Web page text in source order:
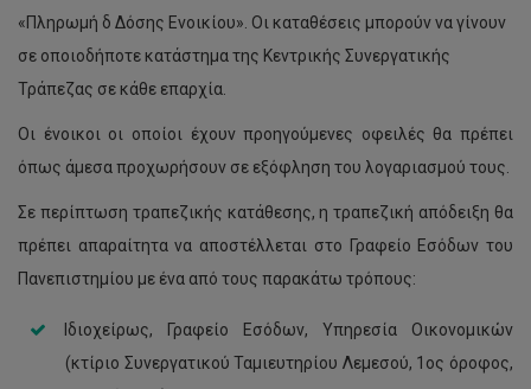
«Πληρωμή δ Δόσης Ενοικίου». Οι καταθέσεις μπορούν να γίνουν
σε οποιοδήποτε κατάστημα της Κεντρικής Συνεργατικής
Τράπεζας σε κάθε επαρχία.
Οι ένοικοι οι οποίοι έχουν προηγούμενες οφειλές θα πρέπει
όπως άμεσα προχωρήσουν σε εξόφληση του λογαριασμού τους.
Σε περίπτωση τραπεζικής κατάθεσης, η τραπεζική απόδειξη θα
πρέπει απαραίτητα να αποστέλλεται στο Γραφείο Εσόδων του
Πανεπιστημίου με ένα από τους παρακάτω τρόπους:
Ιδιοχείρως, Γραφείο Εσόδων, Υπηρεσία Οικονομικών
(κτίριο Συνεργατικού Ταμιευτηρίου Λεμεσού, 1ος όροφος,